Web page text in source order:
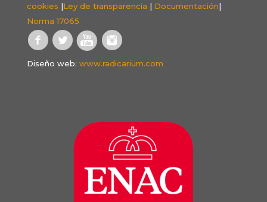
cookies |Ley de transparencia | Documentación|
Norma 17065
Diseño web: www.radicarium.com